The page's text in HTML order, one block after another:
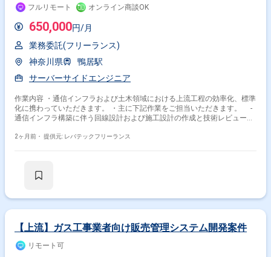
フルリモート オンライン商談OK
650,000円/月
業務委託(フリーランス)
神奈川県
鴨居駅
サーバーサイドエンジニア
作業内容 ・通信インフラおよび土木領域における上流工程の効率化、標準
化に携わっていただきます。 ・主に下記作業をご担当いただきます。 -
通信インフラ構築に伴う回線設計および施工設計の作成と技術レビュー
の作業引き取りと作図指示、最終チェックによる分業体制の構築支援
2ヶ月前・ 提供元: レバテックフリーランス
【上流】ガス工事業者向け販売管理システム開発案件
リモート可